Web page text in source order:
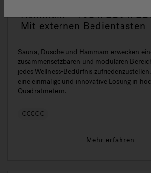
Hammam - 402 x 216 x
Mit externen Bedientasten
Sauna, Dusche und Hammam erwecken
zusammensetzbaren und modularen
jedes Wellness-Bedürfnis
eine einmalige und innovative Lösung in
Quadratmetern.
€€€€€
Mehr erfahren